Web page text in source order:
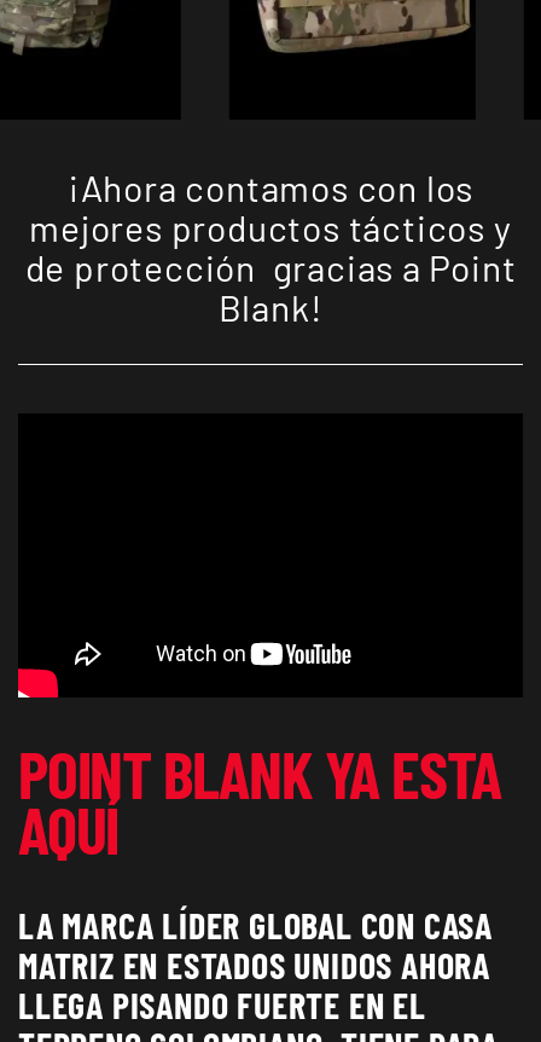
¡Ahora contamos con los
mejores productos tácticos y
de protección gracias a Point
Blank!
POINT BLANK YA ESTA
AQUÍ
LA MARCA LÍDER GLOBAL CON CASA
MATRIZ EN ESTADOS UNIDOS AHORA
LLEGA PISANDO FUERTE EN EL